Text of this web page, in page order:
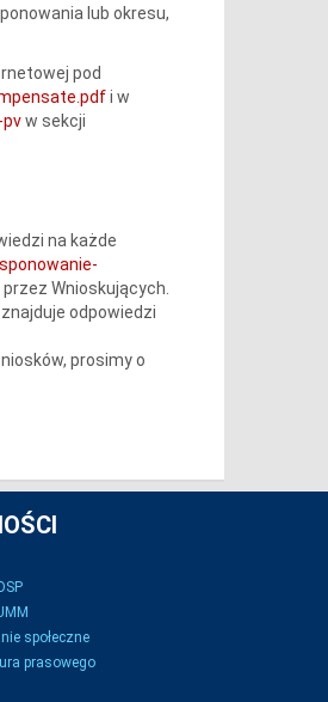
lub okresu,
pod
i w
w sekcji
na każde
Wnioskujących.
odpowiedzi
prosimy o
społeczne
prasowego